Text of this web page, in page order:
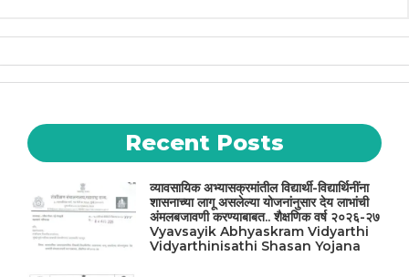
Recent Posts
व्यावसायिक अभ्यासक्रमांतील विद्यार्थी-विद्यार्थिनींना
शासनाच्या लागू असलेल्या योजनांनुसार देय लाभांची
अंमलबजावणी करण्याबाबत.. शैक्षणिक वर्ष २०२६-२७
Vyavsayik Abhyaskram Vidyarthi
Vidyarthinisathi Shasan Yojana